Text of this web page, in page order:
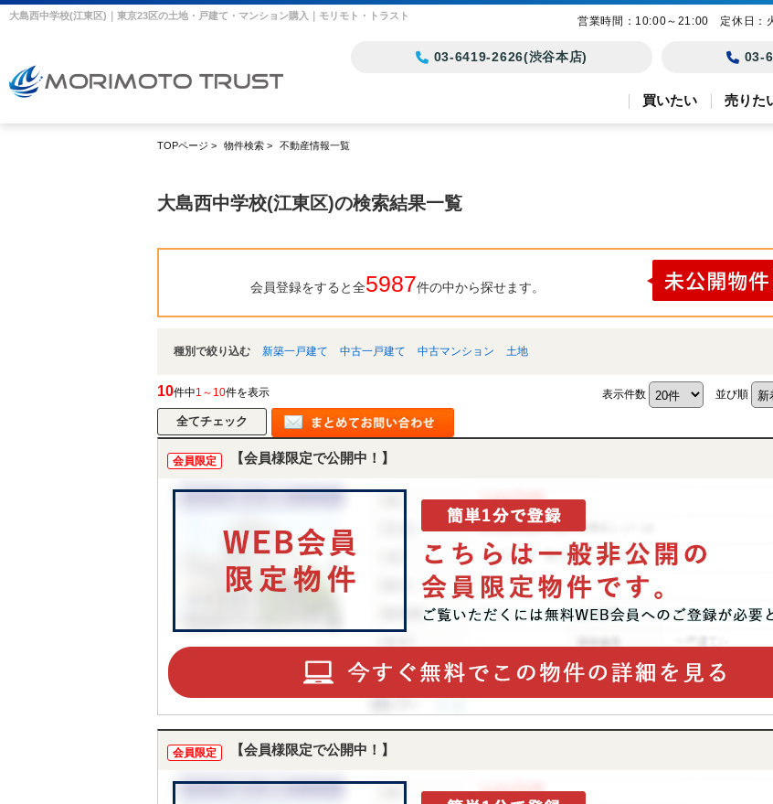
大島西中学校(江東区)｜東京23区の土地・戸建て・マンション購入｜モリモト・トラスト
03-6419-2626(渋谷本店) 03-
買いたい 売りた
TOPページ > 物件検索 > 不動産情報一覧
大島西中学校(江東区)の検索結果一覧
会員登録をすると全5987件の中から探せます。
種別で絞り込む 新築一戸建て 中古一戸建て 中古マンション 土地
10件中1～10件を表示 表示件数 並び順
会員限定 【会員様限定で公開中！】
会員限定 【会員様限定で公開中！】
営業時間：10:00～21:00 定休日：